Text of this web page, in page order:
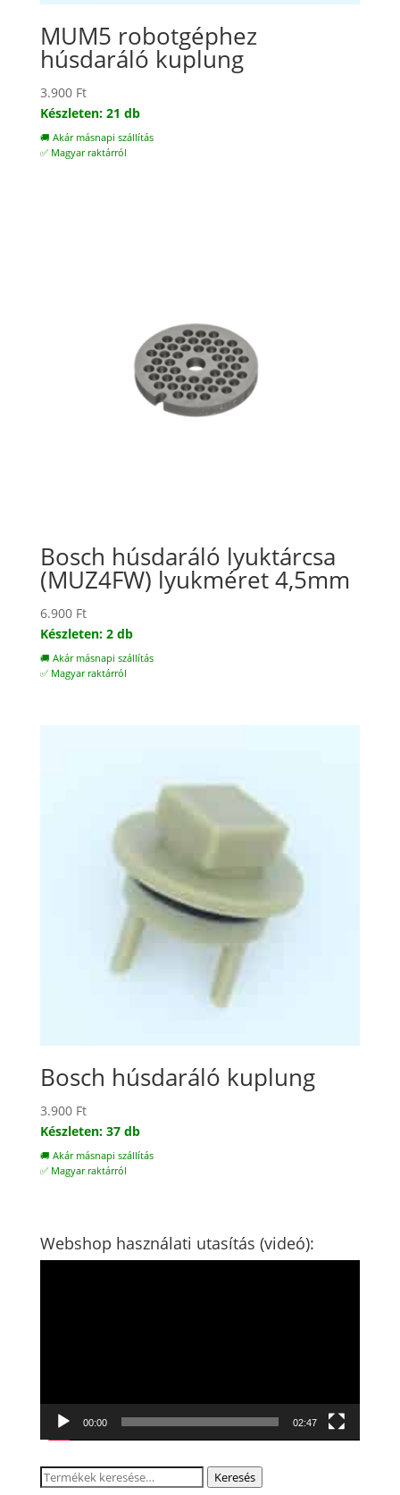
MUM5 robotgéphez
húsdaráló kuplung
3.900 Ft
Készleten: 21 db
🚚 Akár másnapi szállítás
✅ Magyar raktárról
Bosch húsdaráló lyuktárcsa
(MUZ4FW) lyukméret 4,5mm
6.900 Ft
Készleten: 2 db
🚚 Akár másnapi szállítás
✅ Magyar raktárról
Bosch húsdaráló kuplung
3.900 Ft
Készleten: 37 db
🚚 Akár másnapi szállítás
✅ Magyar raktárról
Webshop használati utasítás (videó):
00:00 02:47
Keresés
Keresés